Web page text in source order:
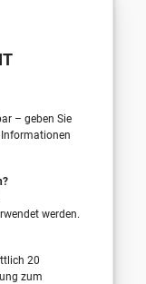
– geben Sie
werden.
20
zum